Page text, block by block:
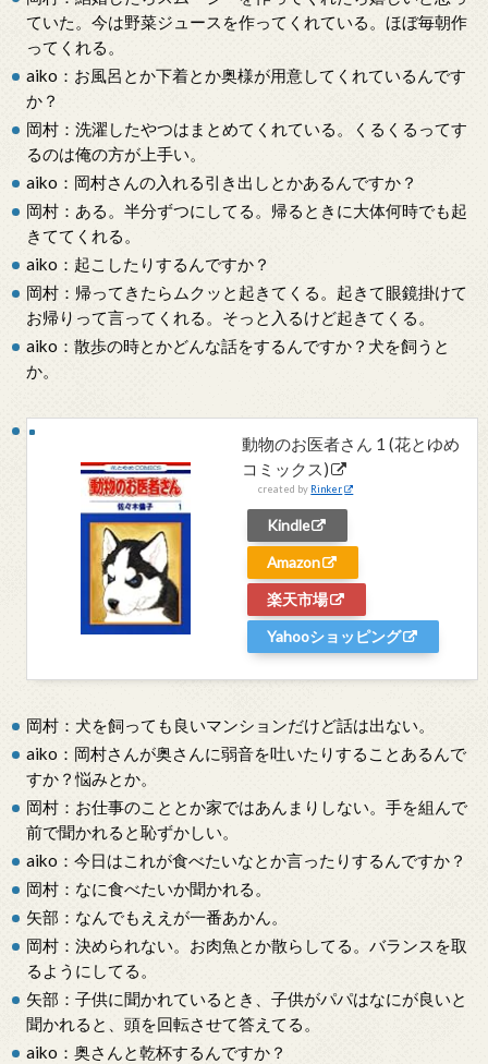
ていた。今は野菜ジュースを作ってくれている。ほぼ毎朝作
ってくれる。
aiko：お風呂とか下着とか奥様が用意してくれているんです
か？
岡村：洗濯したやつはまとめてくれている。くるくるってす
るのは俺の方が上手い。
aiko：岡村さんの入れる引き出しとかあるんですか？
岡村：ある。半分ずつにしてる。帰るときに大体何時でも起
きててくれる。
aiko：起こしたりするんですか？
岡村：帰ってきたらムクッと起きてくる。起きて眼鏡掛けて
お帰りって言ってくれる。そっと入るけど起きてくる。
aiko：散歩の時とかどんな話をするんですか？犬を飼うと
か。
動物のお医者さん 1 (花とゆめ
コミックス)
created by Rinker
Kindle
Amazon
楽天市場
Yahooショッピング
岡村：犬を飼っても良いマンションだけど話は出ない。
aiko：岡村さんが奥さんに弱音を吐いたりすることあるんで
すか？悩みとか。
岡村：お仕事のこととか家ではあんまりしない。手を組んで
前で聞かれると恥ずかしい。
aiko：今日はこれが食べたいなとか言ったりするんですか？
岡村：なに食べたいか聞かれる。
矢部：なんでもええが一番あかん。
岡村：決められない。お肉魚とか散らしてる。バランスを取
るようにしてる。
矢部：子供に聞かれているとき、子供がパパはなにが良いと
聞かれると、頭を回転させて答えてる。
aiko：奥さんと乾杯するんですか？